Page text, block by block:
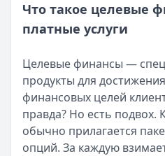
Что такое целевые
платные услуги
Целевые финансы —
продукты для
финансовых целей
правда? Но есть подвох.
обычно прилагается
опций. За каждую